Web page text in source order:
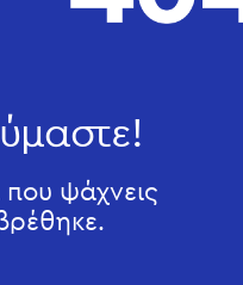
που ψάχνεις